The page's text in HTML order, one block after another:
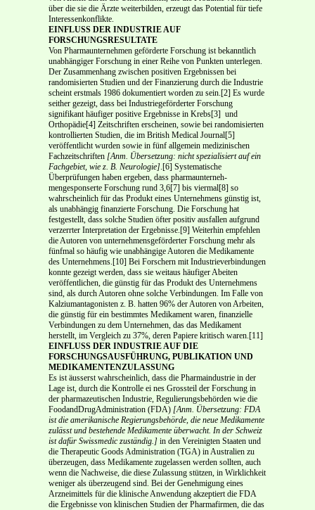
über die sie die Ärzte weiterbilden, erzeugt das Potential für tiefe
Interessenkonflikte.
EINFLUSS DER INDUSTRIE AUF
FORSCHUNGSRESULTATE
Von Pharmaunternehmen geförderte Forschung ist bekanntlich
unabhängiger Forschung in einer Reihe von Punkten unterlegen.
Der Zusammenhang zwischen positiven Ergebnissen bei
randomi­sierten Studien und der Finanzierung durch die Industrie
scheint erstmals 1986 dokumentiert wor­den zu sein.[2] Es wurde
seither gezeigt, dass bei Industrie­geförderter Forschung
signifikant häufi­ger positive Ergebnisse in Krebs[3] ­ und
Orthopädie[4] ­Zeitschriften erscheinen, sowie bei randomi­sierten
kontrollierten Studien, die im British Medical Journal[5]
veröffentlicht wurden sowie in fünf allgemein medizinischen
Fachzeitschriften [Anm. Übersetzung: nicht spezialisiert auf ein
Fachge­biet, wie z. B. Neurologie].[6] Systematische
Überprüfungen haben ergeben, dass pharmaunterneh­
mengesponserte Forschung rund 3,6[7] bis viermal[8] so
wahrscheinlich für das Produkt eines Unter­nehmens günstig ist,
als unabhängig finanzierte Forschung. Die Forschung hat
festgestellt, dass sol­che Studien öfter positiv ausfallen aufgrund
verzerrter Interpretation der Ergebnisse.[9] Weiterhin empfehlen
die Autoren von unternehmensgeförderter Forschung mehr als
fünfmal so häufig wie unabhängige Autoren die Medikamente
des Unternehmens.[10] Bei Forschern mit Indus­trieverbindungen
konnte gezeigt werden, dass sie weitaus häufiger Abeiten
veröffentlichen, die günstig für das Produkt des Unternehmens
sind, als durch Autoren ohne solche Verbindungen. Im Falle von
Kalziumantagonisten z. B. hatten 96% der Autoren von Arbeiten,
die günstig für ein be­stimmtes Medikament waren, finanzielle
Verbindungen zu dem Unternehmen, das das Medikament
herstellt, im Vergleich zu 37%, deren Papiere kritisch waren.[11]
EINFLUSS DER INDUSTRIE AUF DIE
FORSCHUNGSAUSFÜHRUNG, PUBLIKATION UND
MEDIKAMENTENZULASSUNG
Es ist äusserst wahrscheinlich, dass die Pharmaindustrie in der
Lage ist, durch die Kontrolle ei­ nes Grossteil der Forschung in
der pharmazeutischen Industrie, Regulierungsbehörden wie die
Food­and­Drug­Administration (FDA) [Anm. Übersetzung: FDA
ist die amerikanische Regierungs­behörde, die neue Medikamente
zulässt und bestehende Medikamente überwacht. In der Schweiz
ist dafür Swissmedic zuständig.] in den Vereinigten Staaten und
die Therapeutic Goods Administration (TGA) in Australien zu
überzeugen, dass Medikamente zugelassen werden sollten, auch
wenn die Nachweise, die diese Zulassung stützen, in Wirklichkeit
weniger als überzeugend sind. Bei der Ge­nehmigung eines
Arzneimittels für die klinische Anwendung akzeptiert die FDA
die Ergebnisse von klinischen Studien der Pharmafirmen, die das